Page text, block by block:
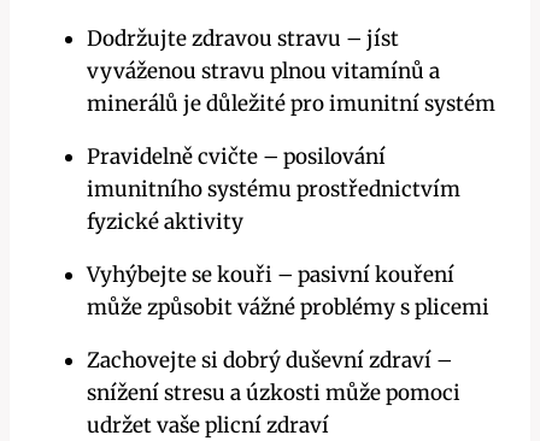
Dodržujte zdravou stravu – jíst
vyváženou stravu plnou vitamínů a
minerálů je důležité pro imunitní systém
Pravidelně cvičte – posilování
imunitního systému prostřednictvím
fyzické aktivity
Vyhýbejte se kouři – pasivní kouření
může způsobit vážné problémy s plicemi
Zachovejte si dobrý duševní zdraví –
snížení stresu a úzkosti může pomoci
udržet vaše plicní zdraví